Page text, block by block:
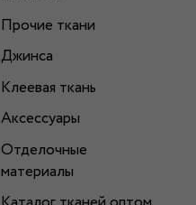
Прочие ткани
Джинса
Клеевая ткань
Аксессуары
Отделочные
материалы